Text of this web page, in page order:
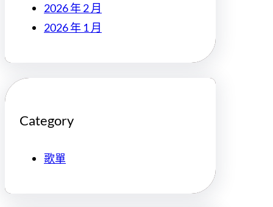
2026 年 2 月
2026 年 1 月
Category
歌單